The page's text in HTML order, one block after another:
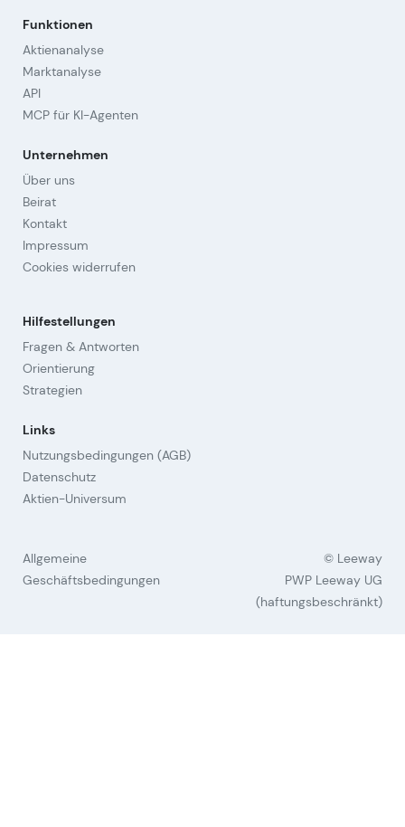
Funktionen
Aktienanalyse
Marktanalyse
API
MCP für KI-Agenten
Unternehmen
Über uns
Beirat
Kontakt
Impressum
Cookies widerrufen
Hilfestellungen
Fragen & Antworten
Orientierung
Strategien
Links
Nutzungsbedingungen (AGB)
Datenschutz
Aktien-Universum
Allgemeine
Geschäftsbedingungen
© Leeway
PWP Leeway UG
(haftungsbeschränkt)